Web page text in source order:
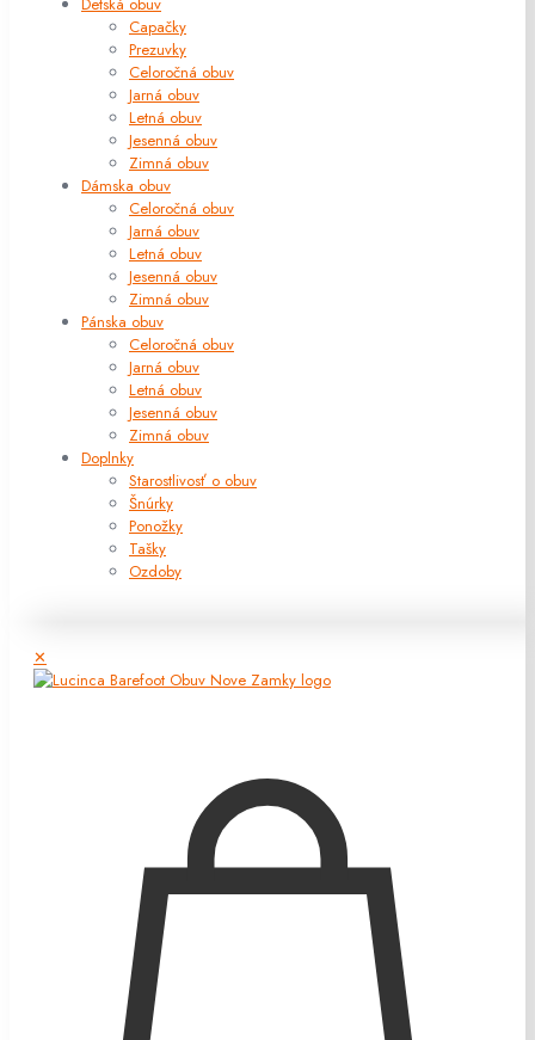
Capačky
Prezuvky
Celoročná obuv
Jarná obuv
Letná obuv
Jesenná obuv
Zimná obuv
Dámska obuv
Celoročná obuv
Jarná obuv
Letná obuv
Jesenná obuv
Zimná obuv
Pánska obuv
Celoročná obuv
Jarná obuv
Letná obuv
Jesenná obuv
Zimná obuv
Doplnky
Starostlivosť o obuv
Šnúrky
Ponožky
Tašky
Ozdoby
✕